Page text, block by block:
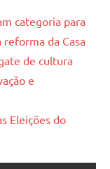
categoria para
da Casa
de cultura
e
Eleições do